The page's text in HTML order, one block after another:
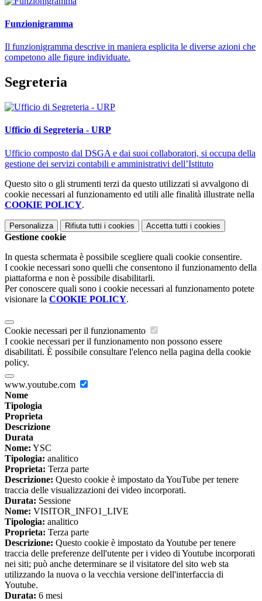
Funzionigramma
Il funzionigramma descrive in maniera esplicita le diverse azioni che
competono alle figure individuate.
Segreteria
Ufficio di Segreteria - URP
Ufficio composto dal DSGA e dai suoi collaboratori, si occupa della
gestione dei servizi contabili e amministrativi dell’Istituto
Questo sito o gli strumenti terzi da questo utilizzati si avvalgono di
cookie necessari al funzionamento ed utili alle finalità illustrate nella
COOKIE POLICY.
Personalizza Rifiuta tutti i cookies Accetta tutti i cookies
Gestione cookie
In questa schermata è possibile scegliere quali cookie consentire.
I cookie necessari sono quelli che consentono il funzionamento della
piattaforma e non è possibile disabilitarli.
Per conoscere quali sono i cookie necessari al funzionamento potete
visionare la COOKIE POLICY.
Cookie necessari per il funzionamento
I cookie necessari per il funzionamento non possono essere
disabilitati. È possibile consultare l'elenco nella pagina della cookie
policy.
www.youtube.com
Nome
Tipologia
Proprieta
Descrizione
Durata
Nome: YSC
Tipologia: analitico
Proprieta: Terza parte
Descrizione: Questo cookie è impostato da YouTube per tenere
traccia delle visualizzazioni dei video incorporati.
Durata: Sessione
Nome: VISITOR_INFO1_LIVE
Tipologia: analitico
Proprieta: Terza parte
Descrizione: Questo cookie è impostato da Youtube per tenere
traccia delle preferenze dell'utente per i video di Youtube incorporati
nei siti; può anche determinare se il visitatore del sito web sta
utilizzando la nuova o la vecchia versione dell'interfaccia di
Youtube.
Durata: 6 mesi